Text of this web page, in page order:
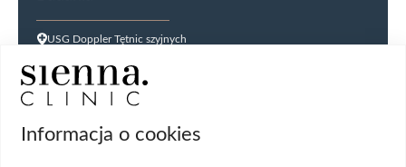
USG Doppler Tętnic szyjnych
USG jąder
USG tarczycy
Cytologia płynna cienkowarstwowa (LBC
Informacja o cookies